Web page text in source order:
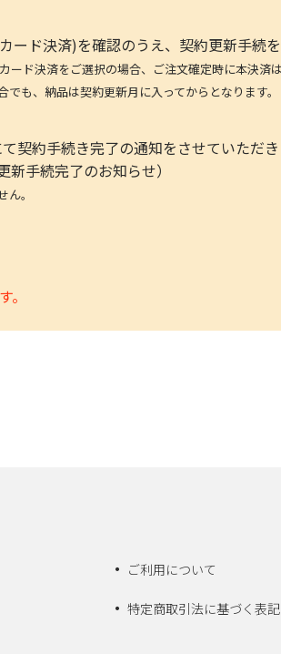
ド決済)を確認のうえ、契約更新手続を
ド決済をご選択の場合、ご注文確定時に本決済は
も、納品は契約更新月に入ってからとなります。
約手続き完了の通知をさせていただき
手続完了のお知らせ）
。
ご利用について
特定商取引法に基づく表記